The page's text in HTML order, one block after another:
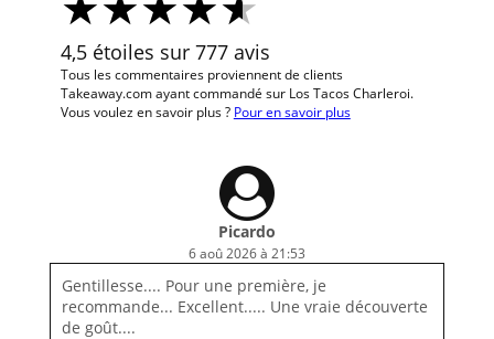
4,5 étoiles sur 777 avis
Tous les commentaires proviennent de clients
Takeaway.com ayant commandé sur Los Tacos Charleroi.
Vous voulez en savoir plus ? Pour en savoir plus
Picardo
6 aoû 2026 à 21:53
Gentillesse.... Pour une première, je
recommande... Excellent..... Une vraie découverte
de goût....